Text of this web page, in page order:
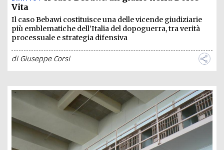
Vita
Il caso Bebawi costituisce una delle vicende giudiziarie
più emblematiche dell’Italia del dopoguerra, tra verità
processuale e strategia difensiva
diGiuseppe Corsi